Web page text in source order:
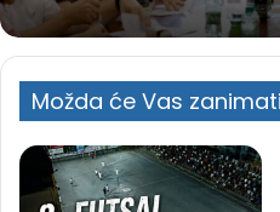
Možda će Vas